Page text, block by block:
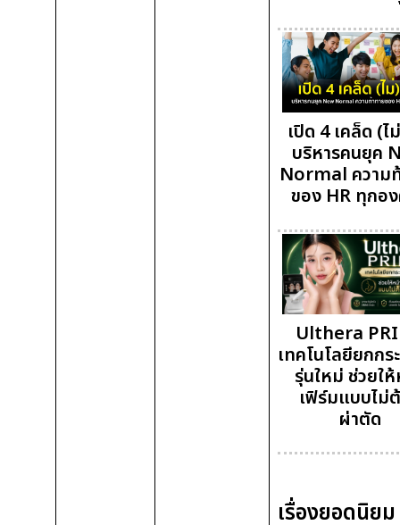
เปิด 4 เคล็ด (ไ
บริหารคนยุค
Normal ความ
ของ HR ทุกอ
Ulthera
เทคโนโลยียกก
รุ่นใหม่ ช่วยใ
เฟิร์มแบบไม่
ผ่าตัด
เรื่องยอดนิยม